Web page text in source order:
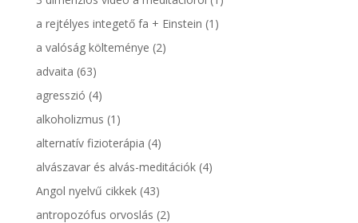
a rejtélyes integető fa + Einstein (1)
a valóság költeménye (2)
advaita (63)
agresszió (4)
alkoholizmus (1)
alternatív fizioterápia (4)
alvászavar és alvás-meditációk(4)
Angol nyelvű cikkek(43)
antropozófus orvoslás (2)